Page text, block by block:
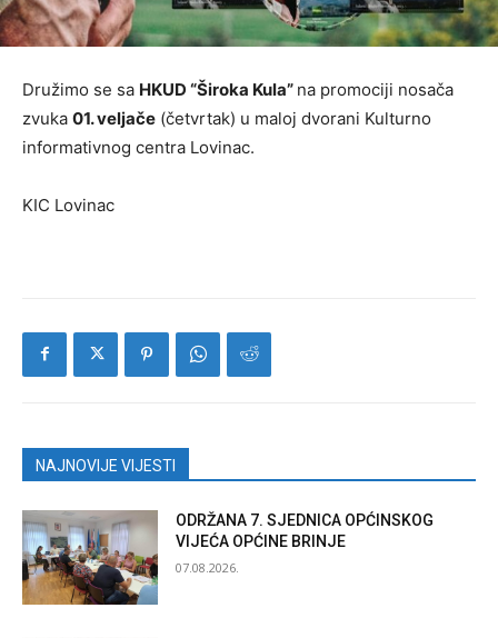
Družimo se sa HKUD “Široka Kula” na promociji nosača
zvuka 01. veljače (četvrtak) u maloj dvorani Kulturno
informativnog centra Lovinac.
KIC Lovinac
NAJNOVIJE VIJESTI
ODRŽANA 7. SJEDNICA OPĆINSKOG
VIJEĆA OPĆINE BRINJE
07.08.2026.